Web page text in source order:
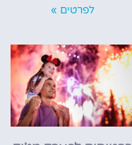
לפרטים »